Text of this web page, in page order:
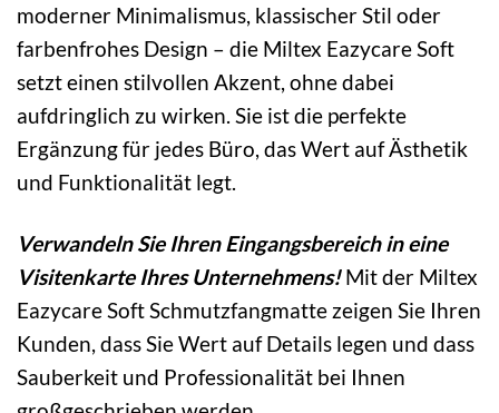
moderner Minimalismus, klassischer Stil oder
farbenfrohes Design – die Miltex Eazycare Soft
setzt einen stilvollen Akzent, ohne dabei
aufdringlich zu wirken. Sie ist die perfekte
Ergänzung für jedes Büro, das Wert auf Ästhetik
und Funktionalität legt.
Verwandeln Sie Ihren Eingangsbereich in eine
Visitenkarte Ihres Unternehmens!Mit der Miltex
Eazycare Soft Schmutzfangmatte zeigen Sie Ihren
Kunden, dass Sie Wert auf Details legen und dass
Sauberkeit und Professionalität bei Ihnen